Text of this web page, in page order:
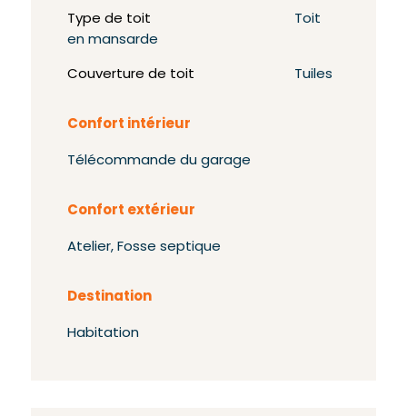
Type de toit
Toit
en mansarde
Couverture de toit Tuiles
Confort intérieur
Télécommande du garage
Confort extérieur
Atelier, Fosse septique
Destination
Habitation